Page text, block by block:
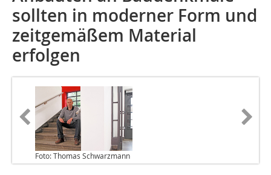
sollten in moderner Form und
zeitgemäßem Material
erfolgen
Foto: Thomas Schwarzmann